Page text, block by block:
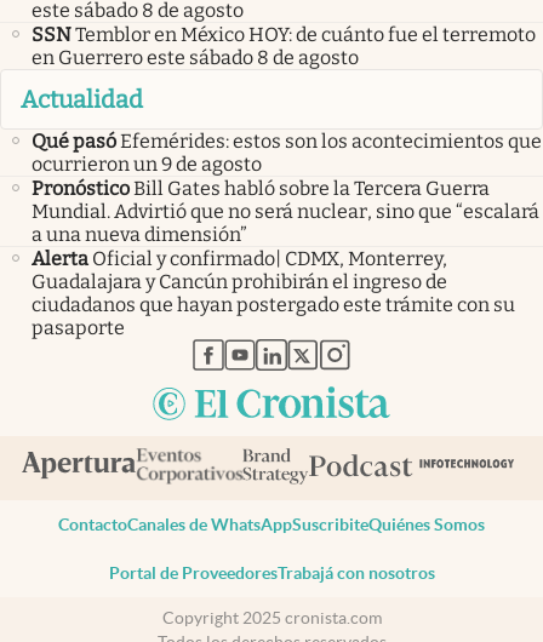
este sábado 8 de agosto
SSNTemblor en México HOY: de cuánto fue el terremoto
en Guerrero este sábado 8 de agosto
Actualidad
Qué pasóEfemérides: estos son los acontecimientos que
ocurrieron un 9 de agosto
PronósticoBill Gates habló sobre la Tercera Guerra
Mundial. Advirtió que no será nuclear, sino que “escalará
a una nueva dimensión”
Alerta Oficial y confirmado| CDMX, Monterrey,
Guadalajara y Cancún prohibirán el ingreso de
ciudadanos que hayan postergado este trámite con su
pasaporte
abre en nueva pestaña
abre en nueva pestaña
abre en nueva pestaña
abre en nueva pestaña
abre en nueva pestaña
ContactoCanales de WhatsAppSuscribiteQuiénes Somos
Portal de ProveedoresTrabajá con nosotros
Copyright 2025 cronista.com